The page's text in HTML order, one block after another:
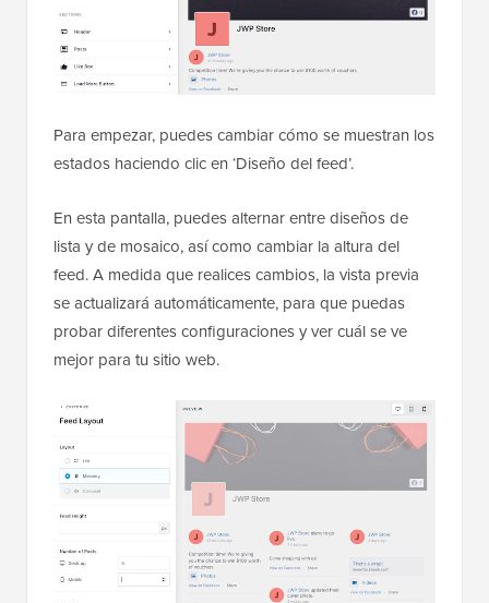
Para empezar, puedes cambiar cómo se muestran los
estados haciendo clic en ‘Diseño del feed’.
En esta pantalla, puedes alternar entre diseños de
lista y de mosaico, así como cambiar la altura del
feed. A medida que realices cambios, la vista previa
se actualizará automáticamente, para que puedas
probar diferentes configuraciones y ver cuál se ve
mejor para tu sitio web.